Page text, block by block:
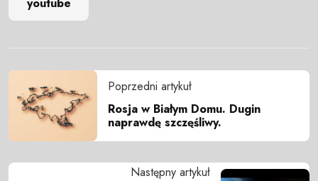
youtube
Poprzedni artykuł
Rosja w Białym Domu. Dugin
naprawdę szczęśliwy.
Następny artykuł